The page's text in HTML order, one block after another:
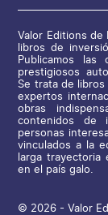
Valor Editions de
libros de
Publicamos
prestigiosos
Se trata de
expertos
obras
contenidos de
personas
vinculados a la
larga trayectoria
en el país galo.
© 2026 - Valor